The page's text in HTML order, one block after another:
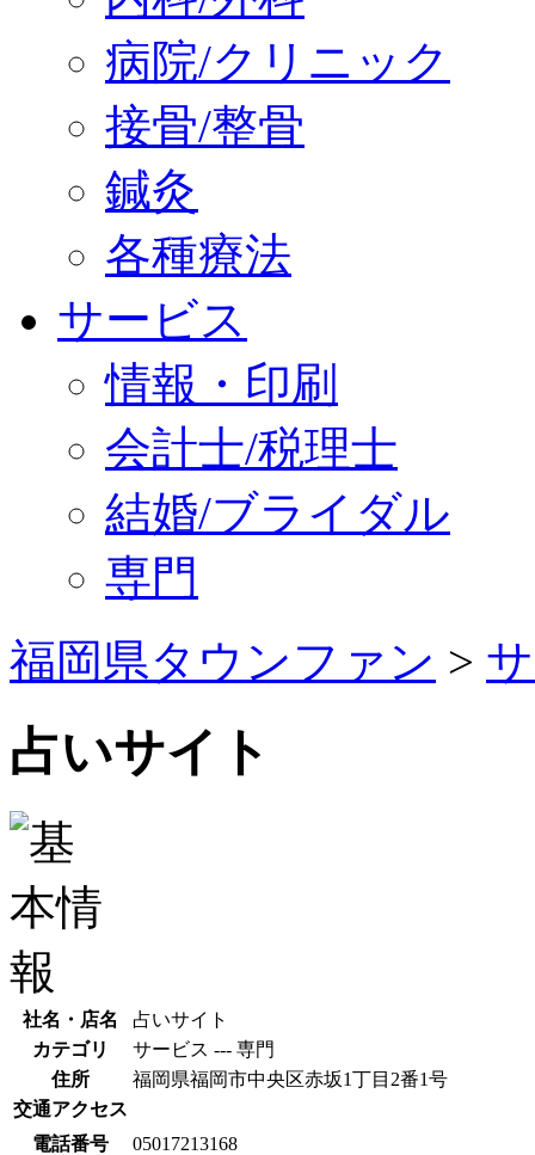
病院/クリニック
接骨/整骨
鍼灸
各種療法
サービス
情報・印刷
会計士/税理士
結婚/ブライダル
専門
福岡県タウンファン >
占いサイト
社名・店名
占いサイト
カテゴリ
サービス --- 専門
住所
福岡県福岡市中央区赤坂1丁目2番1号
交通アクセス
電話番号
05017213168